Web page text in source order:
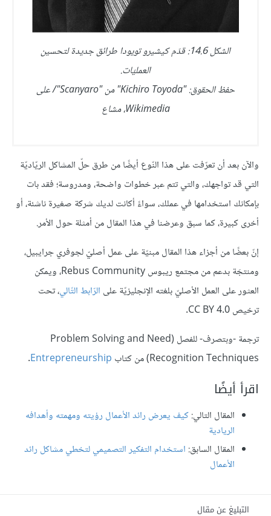
الشكل 14.6: قدّم كيشيرو تويودا طرائق جديدة لتحسين
العمليّات.
حفظ الحقوق: "Kichiro Toyoda" من "Scanyaro"/ على
Wikimedia، مشاع
والآن بعد أن تعرّفت على هذا النّوع أيضًا من طرق حلّ المشاكل الريّاديّة
التي قد تواجهك، والتي تتم عبر خطوات واضحة، ومدروسة؛ فقد بات
بإمكانك استخدامها في عملك، سواءً أكانت لديك شركة صغيرة ناشئة، أو
أخرى كبيرة، كما سبق وعرضنا في هذا المقال من أمثلة حول الأمر.
إنّ بعضًا من أجزاء هذا المقال مبنيّة على عمل أصليّ لجوفري جرايبيل،
ومنتجَة بدعم من مجتمع ريبوس Rebus Community، ويمكن
العثور على العمل الأصليّ بلغته الإنجليزيّة على الرّابط التّالي، تحت
ترخيص CC BY 4.0.
ترجمة -وبتصرف- للفصل (Problem Solving and Need
Recognition Techniques) من كتاب
Entrepreneurship
.
اقرأ أيضًا
المقال التالي:كيف يعرض رائد الأعمال رؤيته ومهمته وأهدافه
الريادية
المقال السابق: استخدام التفكير التصميمي لتخطي مشاكل رائد
الأعمال
التبليغ عن مقال